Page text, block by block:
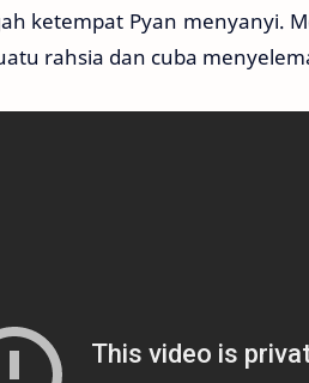
ketempat Pyan menyanyi.
rahsia dan cuba